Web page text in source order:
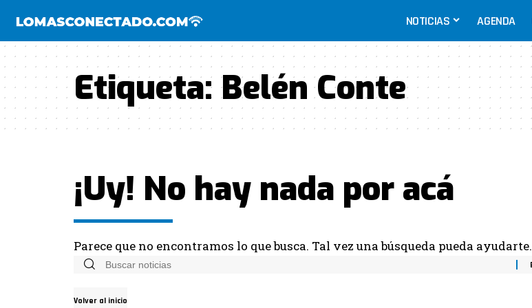
NOTICIAS AGENDA
Etiqueta: Belén Conte
¡Uy! No hay nada por acá
Parece que no encontramos lo que busca. Tal vez una búsqueda pueda ayudarte.
Volver al inicio